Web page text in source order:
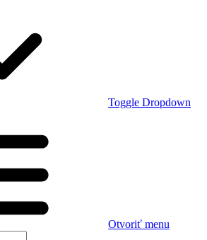
Toggle Dropdown
Otvoriť menu